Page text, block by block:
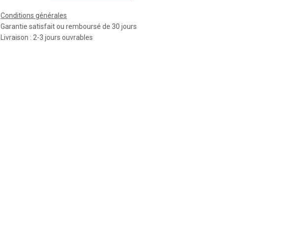
Conditions générales
Garantie satisfait ou remboursé de 30 jours
Livraison : 2-3 jours ouvrables